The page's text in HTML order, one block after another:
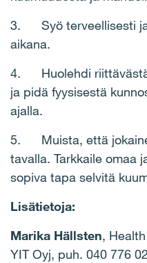
3.
Syö terveellisesti
aikana.
4.
Huolehdi
ja pidä fyysisestä
ajalla.
5.
Muista, että
tavalla. Tarkkaile omaa
sopiva tapa selvitä
Lisätietoja:
Marika Hällsten,
YIT Oyj, puh. 040 776